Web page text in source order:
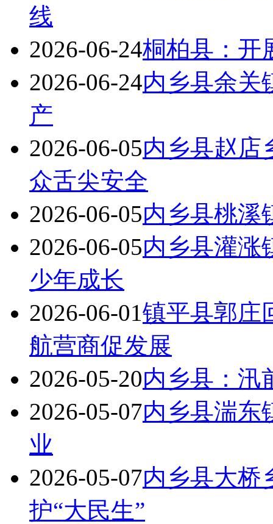
线
2026-06-24桐柏县：开
2026-06-24内乡县余关
产
2026-06-05内乡县赵店
众舌尖安全
2026-06-05内乡县桃溪
2026-06-05内乡县灌涨
少年成长
2026-06-01镇平县郭庄
航营商促发展
2026-05-20内乡县：汛
2026-05-07内乡县湍东
业
2026-05-07内乡县大桥
护“大民生”